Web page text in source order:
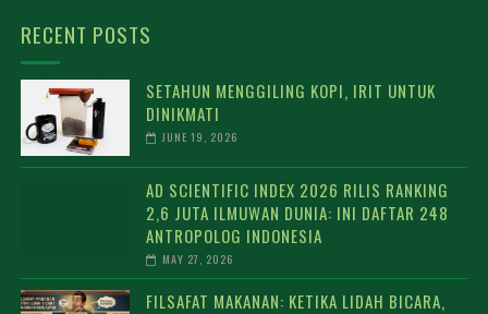
RECENT POSTS
SETAHUN MENGGILING KOPI, IRIT UNTUK
DINIKMATI
JUNE 19, 2026
AD SCIENTIFIC INDEX 2026 RILIS RANKING
2,6 JUTA ILMUWAN DUNIA: INI DAFTAR 248
ANTROPOLOG INDONESIA
MAY 27, 2026
FILSAFAT MAKANAN: KETIKA LIDAH BICARA,